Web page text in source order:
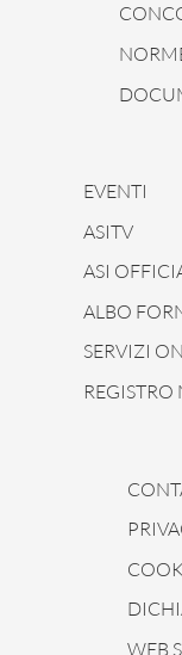
EVENTI
ASITV
ASI
ALBO
SERVIZI
WEB